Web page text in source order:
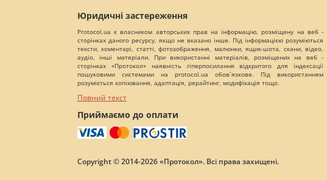
Юридичні застереження
Protocol.ua є власником авторських прав на інформацію, розміщену на веб -
сторінках даного ресурсу, якщо не вказано інше. Під інформацією розуміються
тексти, коментарі, статті, фотозображення, малюнки, ящик-шота, скани, відео,
аудіо, інші матеріали. При використанні матеріалів, розміщених на веб -
сторінках «Протокол» наявність гіперпосилання відкритого для індексації
пошуковими системами на protocol.ua обов`язкове. Під використанням
розуміється копіювання, адаптація, рерайтинг, модифікація тощо.
Повний текст
Приймаємо до оплати
Copyright © 2014-2026 «Протокол». Всі права захищені.